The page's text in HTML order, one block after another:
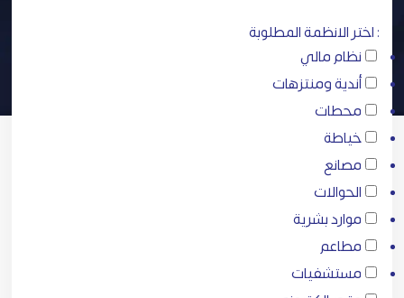
: اختر الانظمة المطلوبة
نظام مالي
أندية ومنتزهات
محطات
خياطة
مصانع
الحوالات
موارد بشرية
مطاعم
مستشفيات